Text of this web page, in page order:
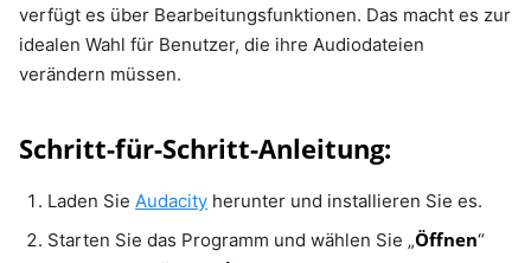
verfügt es über Bearbeitungsfunktionen. Das macht es zur
idealen Wahl für Benutzer, die ihre Audiodateien
verändern müssen.
Schritt-für-Schritt-Anleitung:
Laden Sie Audacity herunter und installieren Sie es.
Starten Sie das Programm und wählen Sie „Öffnen“